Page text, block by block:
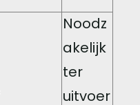
Noodz
akelijk
ter
uitvoer